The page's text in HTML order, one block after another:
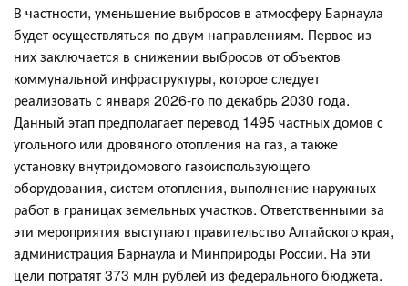
В частности, уменьшение выбросов в атмосферу Барнаула
будет осуществляться по двум направлениям. Первое из
них заключается в снижении выбросов от объектов
коммунальной инфраструктуры, которое следует
реализовать с января 2026-го по декабрь 2030 года.
Данный этап предполагает перевод 1495 частных домов с
угольного или дровяного отопления на газ, а также
установку внутридомового газоиспользующего
оборудования, систем отопления, выполнение наружных
работ в границах земельных участков. Ответственными за
эти мероприятия выступают правительство Алтайского края,
администрация Барнаула и Минприроды России. На эти
цели потратят 373 млн рублей из федерального бюджета.